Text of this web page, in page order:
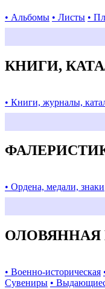
• Альбомы • Листы •
КНИГИ,
• Книги, журналы,
• Ордена, медали, знаки
• Военно-историческая
Сувениры •